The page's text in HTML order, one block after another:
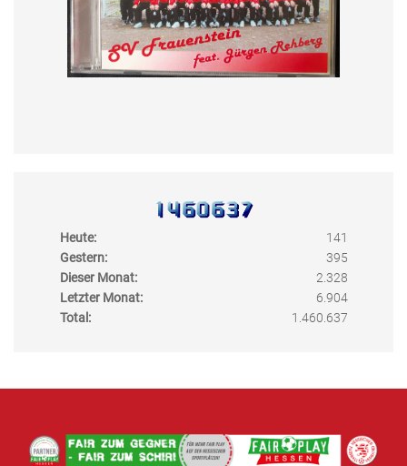
Heute:
141
Gestern:
395
Dieser Monat:
2.328
Letzter Monat:
6.904
Total:
1.460.637